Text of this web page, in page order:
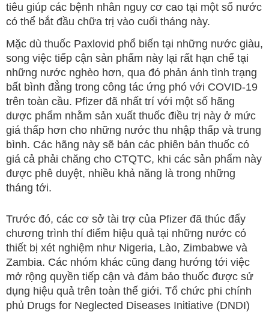
tiêu giúp các bệnh nhân nguy cơ cao tại một số nước
có thể bắt đầu chữa trị vào cuối tháng này.
Mặc dù thuốc Paxlovid phổ biến tại những nước giàu,
song việc tiếp cận sản phẩm này lại rất hạn chế tại
những nước nghèo hơn, qua đó phản ánh tình trạng
bất bình đẳng trong công tác ứng phó với COVID-19
trên toàn cầu. Pfizer đã nhất trí với một số hãng
dược phẩm nhằm sản xuất thuốc điều trị này ở mức
giá thấp hơn cho những nước thu nhập thấp và trung
bình. Các hãng này sẽ bản các phiên bản thuốc có
giá cả phải chăng cho CTQTC, khi các sản phẩm này
được phê duyệt, nhiều khả năng là trong những
tháng tới.
Trước đó, các cơ sở tài trợ của Pfizer đã thúc đẩy
chương trình thí điểm hiệu quả tại những nước có
thiết bị xét nghiệm như Nigeria, Lào, Zimbabwe và
Zambia. Các nhóm khác cũng đang hướng tới việc
mở rộng quyền tiếp cận và đảm bảo thuốc được sử
dụng hiệu quả trên toàn thế giới. Tổ chức phi chính
phủ Drugs for Neglected Diseases Initiative (DNDI)